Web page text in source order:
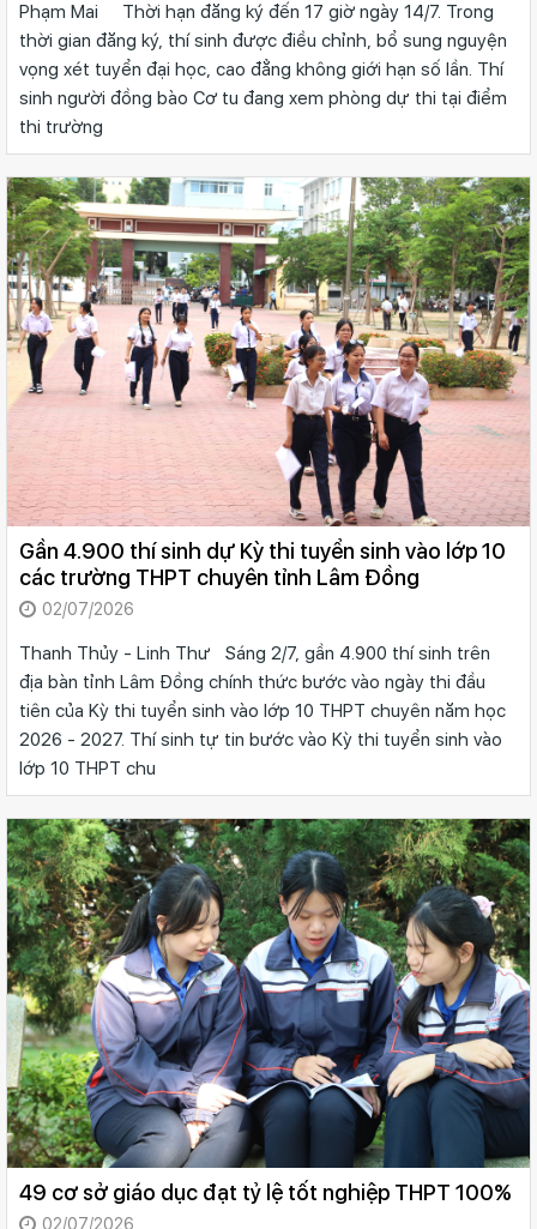
Phạm Mai Thời hạn đăng ký đến 17 giờ ngày 14/7. Trong
thời gian đăng ký, thí sinh được điều chỉnh, bổ sung nguyện
vọng xét tuyển đại học, cao đẳng không giới hạn số lần. Thí
sinh người đồng bào Cơ tu đang xem phòng dự thi tại điểm
thi trường
Gần 4.900 thí sinh dự Kỳ thi tuyển sinh vào lớp 10
các trường THPT chuyên tỉnh Lâm Đồng
02/07/2026
Thanh Thủy - Linh Thư Sáng 2/7, gần 4.900 thí sinh trên
địa bàn tỉnh Lâm Đồng chính thức bước vào ngày thi đầu
tiên của Kỳ thi tuyển sinh vào lớp 10 THPT chuyên năm học
2026 - 2027. Thí sinh tự tin bước vào Kỳ thi tuyển sinh vào
lớp 10 THPT chu
49 cơ sở giáo dục đạt tỷ lệ tốt nghiệp THPT 100%
02/07/2026